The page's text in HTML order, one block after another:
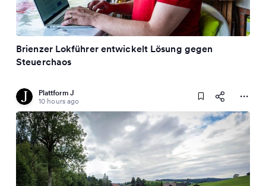
Brienzer Lokführer entwickelt Lösung gegen
Steuerchaos
Plattform J
10 hours ago